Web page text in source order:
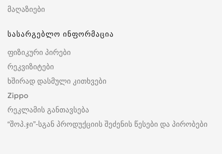
მაღაზიები
სასარგებლო ინფორმაცია
ფიზიკური პირები
რეკვიზიტები
ხშირად დასმული კითხვები
Zippo
რეკლამის განთავსება
“შოპ.ჯი”-სგან პროდუქციის შეძენის წესები და პირობები